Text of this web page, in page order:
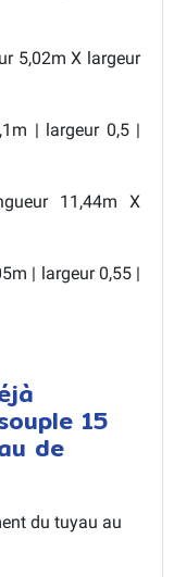
5,02m X largeur
| largeur 0,5 |
11,44m X
| largeur 0,55 |
15
de
du tuyau au